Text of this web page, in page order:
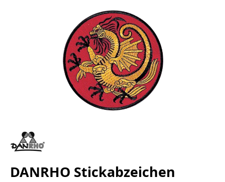
DANRHO Stickabzeichen